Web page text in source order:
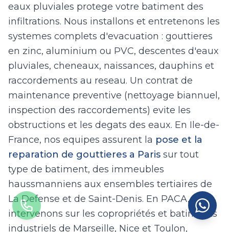
eaux pluviales protege votre batiment des
infiltrations. Nous installons et entretenons les
systemes complets d'evacuation : gouttieres
en zinc, aluminium ou PVC, descentes d'eaux
pluviales, cheneaux, naissances, dauphins et
raccordements au reseau. Un contrat de
maintenance preventive (nettoyage biannuel,
inspection des raccordements) evite les
obstructions et les degats des eaux. En Ile-de-
France, nos equipes assurent la pose et la
reparation de gouttieres a Paris sur tout
type de batiment, des immeubles
haussmanniens aux ensembles tertiaires de
La Defense et de Saint-Denis. En PACA, nous
intervenons sur les copropriétés et batiments
industriels de Marseille, Nice et Toulon,